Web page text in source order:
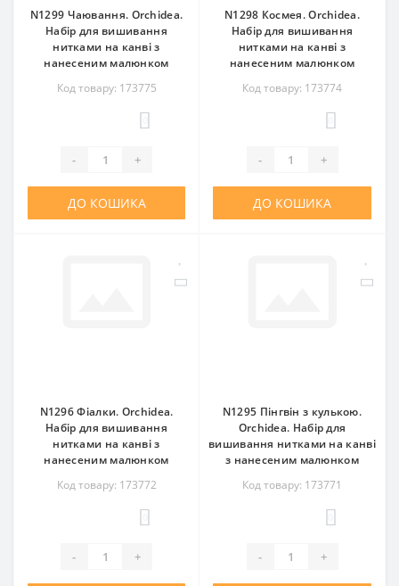
N1299 Чаювання. Orchidea.
Набір для вишивання
нитками на канві з
нанесеним малюнком
Код товару: 173775
- +
ДО КОШИКА
N1298 Космея. Orchidea.
Набір для вишивання
нитками на канві з
нанесеним малюнком
Код товару: 173774
- +
ДО КОШИКА
N1296 Фіалки. Orchidea.
Набір для вишивання
нитками на канві з
нанесеним малюнком
Код товару: 173772
- +
N1295 Пінгвін з кулькою.
Orchidea. Набір для
вишивання нитками на канві
з нанесеним малюнком
Код товару: 173771
- +